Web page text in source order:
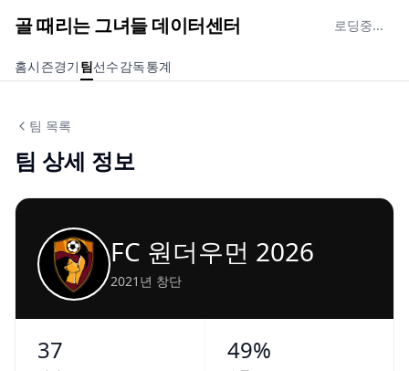
골 때리는 그녀들 데이터센터 로딩중...
홈시즌경기 팀선수감독통계
팀 목록
팀 상세 정보
FC 원더우먼 2026
2021년 창단
37 49%